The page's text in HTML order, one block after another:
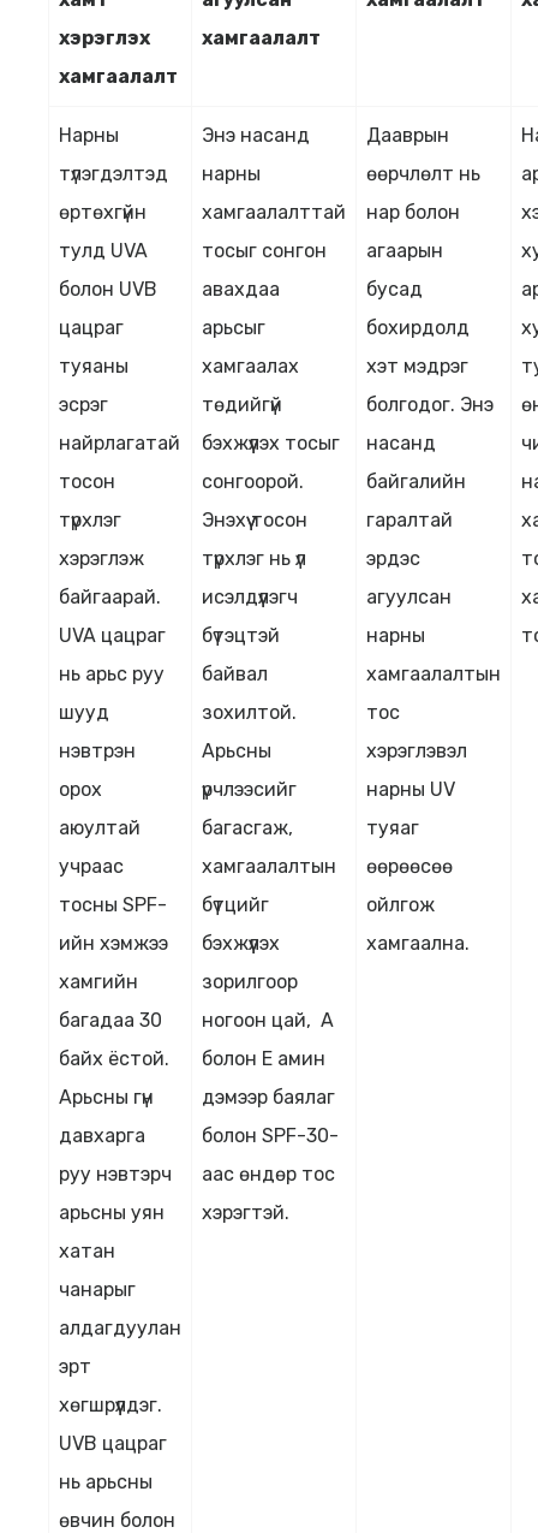
хэрэглэх
хамгаалалт
хамгаалалт
Нарны
түлэгдэлтэд
өртөхгүйн
тулд UVA
болон UVB
цацраг
туяаны
эсрэг
найрлагатай
тосон
түрхлэг
хэрэглэж
байгаарай.
UVA цацраг
нь арьс руу
шууд
нэвтрэн
орох
аюултай
учраас
тосны SPF-
ийн хэмжээ
хамгийн
багадаа 30
байх ёстой.
Арьсны гүн
давхарга
руу нэвтэрч
арьсны уян
хатан
чанарыг
алдагдуулан
эрт
хөгшрүүлдэг.
UVB цацраг
нь арьсны
өвчин болон
Энэ насанд
нарны
хамгаалалттай
тосыг сонгон
авахдаа
арьсыг
хамгаалах
төдийгүй
бэхжүүлэх тосыг
сонгоорой.
Энэхүү тосон
түрхлэг нь үл
исэлдүүлэгч
бүтэцтэй
байвал
зохилтой.
Арьсны
үрчлээсийг
багасгаж,
хамгаалалтын
бүтцийг
бэхжүүлэх
зорилгоор
ногоон цай, А
болон Е амин
дэмээр баялаг
болон SPF-30-
аас өндөр тос
хэрэгтэй.
Дааврын
өөрчлөлт нь
нар болон
агаарын
бусад
бохирдолд
хэт мэдрэг
болгодог. Энэ
насанд
байгалийн
гаралтай
эрдэс
агуулсан
нарны
хамгаалалтын
тос
хэрэглэвэл
нарны UV
туяаг
өөрөөсөө
ойлгож
хамгаална.